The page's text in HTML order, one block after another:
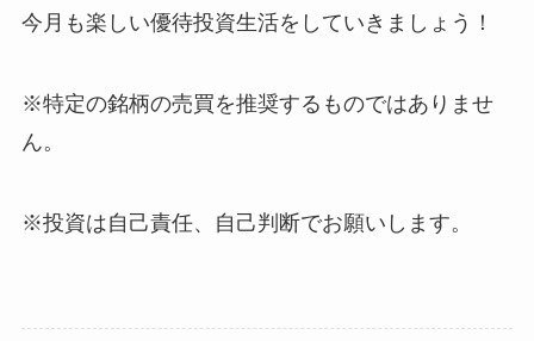
今月も楽しい優待投資生活をしていきましょう！
※特定の銘柄の売買を推奨するものではありませ
ん。
※投資は自己責任、自己判断でお願いします。